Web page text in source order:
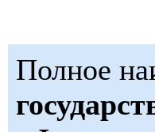
Полное